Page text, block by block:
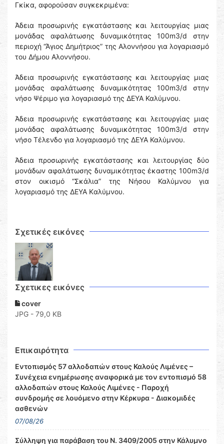
Γκίκα, αφορούσαν συγκεκριμένα:
Άδεια προσωρινής εγκατάστασης και λειτουργίας μιας
μονάδας αφαλάτωσης δυναμικότητας 100m3/d στην
περιοχή “Άγιος Δημήτριος” της Αλοννήσου για λογαριασμό
του Δήμου Αλοννήσου.
Άδεια προσωρινής εγκατάστασης και λειτουργίας μιας
μονάδας αφαλάτωσης δυναμικότητας 100m3/d στην
νήσο Ψέριμο για λογαριασμό της ΔΕΥΑ Καλύμνου.
Άδεια προσωρινής εγκατάστασης και λειτουργίας μιας
μονάδας αφαλάτωσης δυναμικότητας 100m3/d στην
νήσο Τέλενδο για λογαριασμό της ΔΕΥΑ Καλύμνου.
Άδεια προσωρινής εγκατάστασης και λειτουργίας δύο
μονάδων αφαλάτωσης δυναμικότητας έκαστης 100m3/d
στον οικισμό “Σκάλια” της Νήσου Καλύμνου για
λογαριασμό της ΔΕΥΑ Kαλύμνου.
Σχετικές εικόνες
Σχετικες εικόνες
cover
JPG - 79,0 KB
Επικαιρότητα
Εντοπισμός 57 αλλοδαπών στους Καλούς Λιμένες –
Συνέχεια ενημέρωσης αναφορικά με τον εντοπισμό 58
αλλοδαπών στους Καλούς Λιμένες - Παροχή
συνδρομής σε λουόμενο στην Κέρκυρα - Διακομιδές
ασθενών
07/08/26
Σύλληψη για παράβαση του Ν. 3409/2005 στην Κάλυμνο